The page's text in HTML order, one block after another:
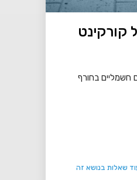
קורקינט
חשמליים בחורף
שאלות בנושא זה